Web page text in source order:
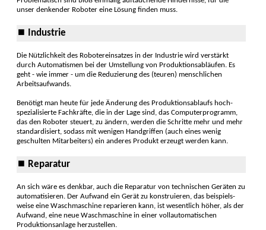
unser denkender Roboter eine Lö­sung finden muss.
⏹ Industrie
Die Nützlichkeit des Roboter­einsatzes in der Indus­trie wird verstärkt
durch Automa­tismen bei der Um­stellung von Produk­tions­abläufen. Es
geht - wie immer - um die Redu­zierung des (teuren) mensch­lichen
Arbeits­aufwands.
Benötigt man heute für jede Änderung des Produktionsablaufs hoch­
spezialisierte Fach­kräfte, die in der Lage sind, das Computer­programm,
das den Roboter steuert, zu ändern, werden die Schritte mehr und mehr
standar­disiert, sodass mit wenigen Handgriffen (auch eines wenig
geschulten Mit­arbeiters) ein anderes Pro­dukt er­zeugt werden kann.
⏹ Reparatur
An sich wäre es denkbar, auch die Repara­tur von tech­nischen Geräten zu
auto­matisieren. Der Auf­wand ein Gerät zu konstru­ieren, das beispiels­
weise eine Wasch­maschine repa­rieren kann, ist wesentlich höher, als der
Auf­wand, eine neue Wasch­maschine in einer voll­automatischen
Produktions­anlage herzustellen.